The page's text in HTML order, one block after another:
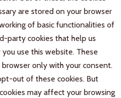
are stored on your browser
of basic functionalities of
party cookies that help us
use this website. These
only with your consent.
out of these cookies. But
may affect your browsing